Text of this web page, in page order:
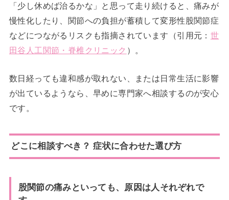
「少し休めば治るかな」と思って走り続けると、痛みが
慢性化したり、関節への負担が蓄積して変形性股関節症
などにつながるリスクも指摘されています（引用元： 世
田谷人工関節・脊椎クリニック ）。
数日経っても違和感が取れない、または日常生活に影響
が出ているようなら、早めに専門家へ相談するのが安心
です。
どこに相談すべき？ 症状に合わせた選び方
股関節の痛みといっても、原因は人それぞれで